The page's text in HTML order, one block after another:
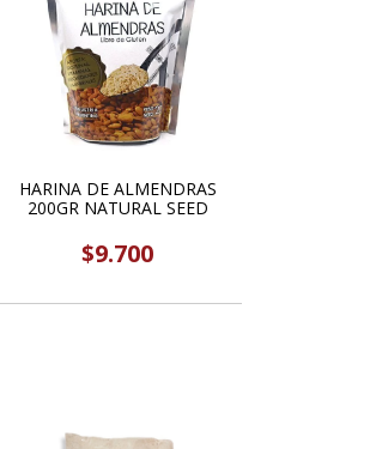
HARINA DE ALMENDRAS
200GR NATURAL SEED
$9.700